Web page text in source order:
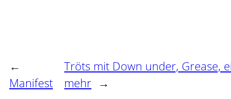
←
Manifest
Tröts mit Down under, Grease,
mehr →